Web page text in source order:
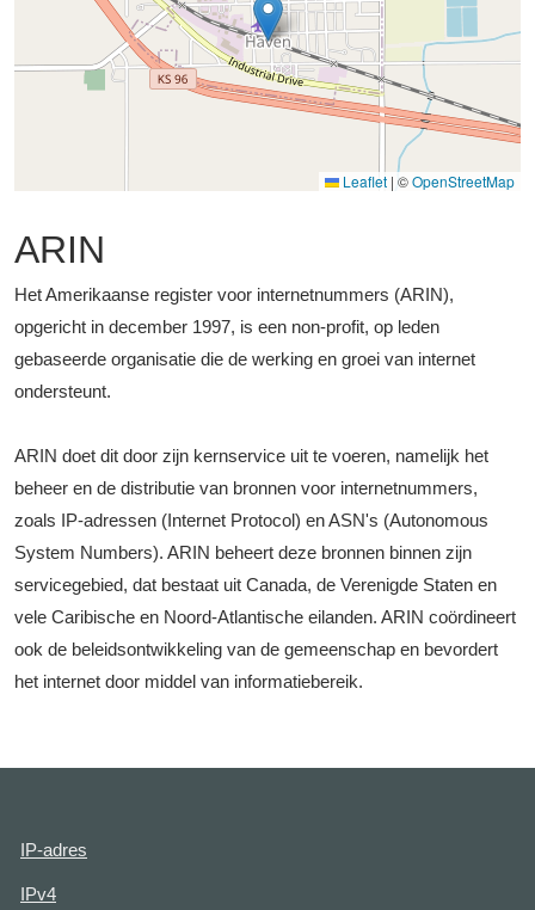
Leaflet | ©OpenStreetMap
ARIN
Het Amerikaanse register voor internetnummers (ARIN),
opgericht in december 1997, is een non-profit, op leden
gebaseerde organisatie die de werking en groei van internet
ondersteunt.
ARIN doet dit door zijn kernservice uit te voeren, namelijk het
beheer en de distributie van bronnen voor internetnummers,
zoals IP-adressen (Internet Protocol) en ASN's (Autonomous
System Numbers). ARIN beheert deze bronnen binnen zijn
servicegebied, dat bestaat uit Canada, de Verenigde Staten en
vele Caribische en Noord-Atlantische eilanden. ARIN coördineert
ook de beleidsontwikkeling van de gemeenschap en bevordert
het internet door middel van informatiebereik.
IP-adres
IPv4